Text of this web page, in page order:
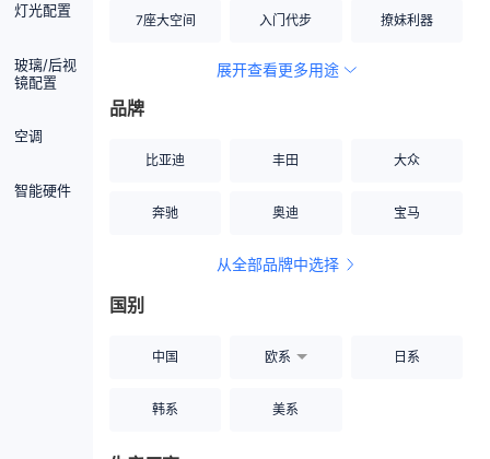
灯光配置
玻璃/后视
镜配置
空调
智能硬件
7座大空间 入门代步 撩妹利器
空间宽敞
展开查看更多用途
品牌
比亚迪 丰田 大众
奔驰 奥迪 宝马
从全部品牌中选择
国别
中国 欧系 日系
韩系 美系